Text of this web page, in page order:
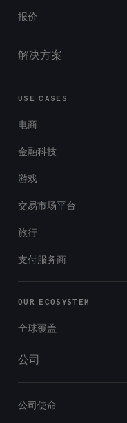
报价
解决方案
USE CASES
电商
金融科技
游戏
交易市场平台
旅行
支付服务商
OUR ECOSYSTEM
全球覆盖
公司
公司使命